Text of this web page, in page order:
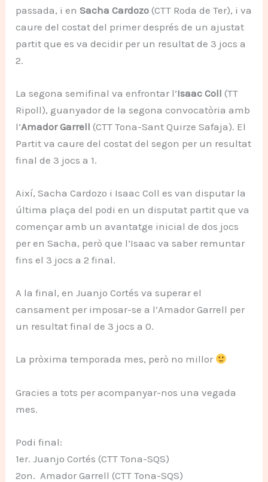
passada, i enSacha Cardozo (CTT Roda de Ter), i va
caure del costat del primer després de un ajustat
partit que es va decidir per un resultat de 3 jocs a
2.
La segona semifinal va enfrontar l’Isaac Coll (TT
Ripoll), guanyador de la segona convocatòria amb
l’Amador Garrell (CTT Tona-Sant Quirze Safaja). El
Partit va caure del costat del segon per un resultat
final de 3 jocs a 1.
Així, Sacha Cardozo i Isaac Coll es van disputar la
última plaça del podi en un disputat partit que va
començar amb un avantatge inicial de dos jocs
per en Sacha, però que l’Isaac va saber remuntar
fins el 3 jocs a 2 final.
A la final, en Juanjo Cortés va superar el
cansament per imposar-se a l’Amador Garrell per
un resultat final de 3 jocs a 0.
La pròxima temporada mes, però no millor
Gracies a tots per acompanyar-nos una vegada
mes.
Podi final:
1er. Juanjo Cortés (CTT Tona-SQS)
2on. Amador Garrell (CTT Tona-SQS)